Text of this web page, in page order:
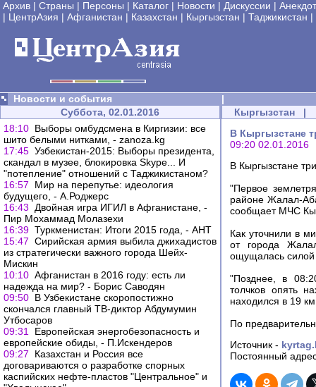
Архив | Страны | Персоны | Каталог | Новости | Дискуссии |
| ЦентрАзия | Афганистан | Казахстан | Кыргызстан | Таджикистан |
Новости и события
|
Суббота, 02.01.2016
18:10 Выборы омбудсмена в Киргизии: все
шито белыми нитками, - zanoza.kg
17:45 Узбекистан-2015: Выборы президента,
скандал в музее, блокировка Skype... И
"потепление" отношений с Таджикистаном?
16:57
Мир на перепутье: идеология
будущего, - А.Роджерс
16:43
Двойная игра ИГИЛ в Афганистане, -
Пир Мохаммад Молазехи
16:39 Туркменистан: Итоги 2015 года, - АНТ
15:47 Сирийская армия выбила джихадистов
из стратегически важного города Шейх-
Мискин
10:10 Афганистан в 2016 году: есть ли
надежда на мир? - Борис Саводян
09:50 В Узбекистане скоропостижно
скончался главный ТВ-диктор Абдумумин
Утбосаров
09:31
Европейская энергобезопасность и
европейские обиды, - П.Искендеров
09:27
Казахстан и Россия все
договариваются о разработке спорных
каспийских нефте-пластов "Центральное" и
Кыргызстан |
В Кыргызстане
09:20 02.01.2016
В Кыргызстане
"Первое
районе Жалал-
сообщает МЧС
Как уточнили в
от города
ощущалась силой
"Позднее, в
толчков опять
находился в 19
По
Источник -
Постоянный